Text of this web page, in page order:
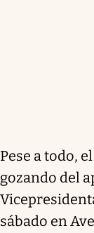
Pese a todo,
gozando del
sábado en